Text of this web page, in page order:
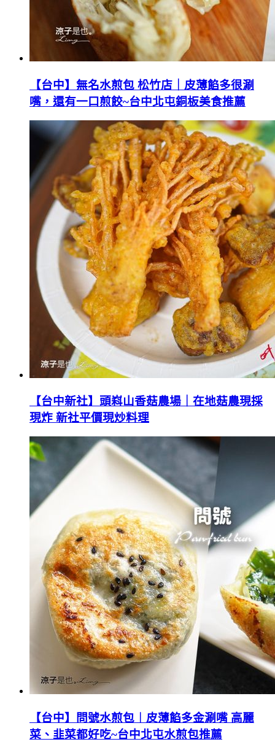
【台中】無名水煎包 松竹店｜皮薄餡多很涮
嘴，還有一口煎餃~台中北屯銅板美食推薦
【台中新社】頭嵙山香菇農場｜在地菇農現採
現炸 新社平價現炒料理
【台中】問號水煎包︱皮薄餡多金涮嘴 高麗
菜、韭菜都好吃~台中北屯水煎包推薦